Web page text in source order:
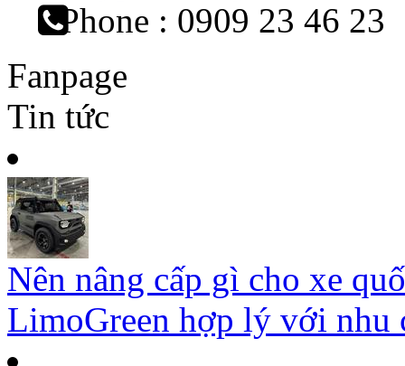
Phone : 0909 23 46 23
Fanpage
Tin tức
Nên nâng cấp gì cho xe
LimoGreen hợp lý với nhu